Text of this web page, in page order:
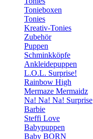
Tonieboxen
Tonies
Kreativ-Tonies
Zubehör
Puppen
Schminkköpfe
Ankleidepuppen
L.O.L. Surprise!
Rainbow High
Mermaze Mermaidz
Na! Na! Na! Surprise
Barbie
Steffi Love
Babypuppen
Baby BORN